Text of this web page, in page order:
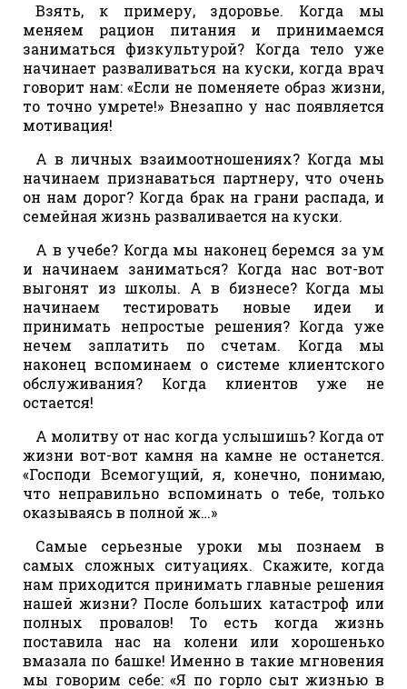
Взять, к примеру, здоровье. Когда мы
меняем рацион питания и принимаемся
заниматься физкультурой? Когда тело уже
начинает разваливаться на куски, когда врач
говорит нам: «Если не поменяете образ жизни,
то точно умрете!» Внезапно у нас появляется
мотивация!
А в личных взаимоотношениях? Когда мы
начинаем признаваться партнеру, что очень
он нам дорог? Когда брак на грани распада, и
семейная жизнь разваливается на куски.
А в учебе? Когда мы наконец беремся за ум
и начинаем заниматься? Когда нас вот-вот
выгонят из школы. А в бизнесе? Когда мы
начинаем тестировать новые идеи и
принимать непростые решения? Когда уже
нечем заплатить по счетам. Когда мы
наконец вспоминаем о системе клиентского
обслуживания? Когда клиентов уже не
остается!
А молитву от нас когда услышишь? Когда от
жизни вот-вот камня на камне не останется.
«Господи Всемогущий, я, конечно, понимаю,
что неправильно вспоминать о тебе, только
оказываясь в полной ж…»
Самые серьезные уроки мы познаем в
самых сложных ситуациях. Скажите, когда
нам приходится принимать главные решения
нашей жизни? После больших катастроф или
полных провалов! То есть когда жизнь
поставила нас на колени или хорошенько
вмазала по башке! Именно в такие мгновения
мы говорим себе: «Я по горло сыт жизнью в